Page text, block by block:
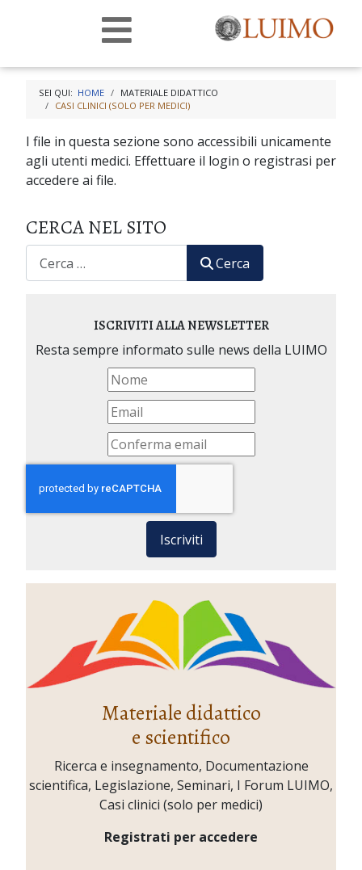
SEI QUI: HOME
MATERIALE DIDATTICO
CASI CLINICI (SOLO PER MEDICI)
I file in questa sezione sono accessibili unicamente
agli utenti medici. Effettuare il login o registrasi per
accedere ai file.
CERCA NEL SITO
Cerca
ISCRIVITI ALLA NEWSLETTER
Resta sempre informato sulle news della LUIMO
Iscriviti
Materiale didattico
e scientifico
Ricerca e insegnamento, Documentazione
scientifica, Legislazione, Seminari, I Forum LUIMO,
Casi clinici (solo per medici)
Registrati per accedere